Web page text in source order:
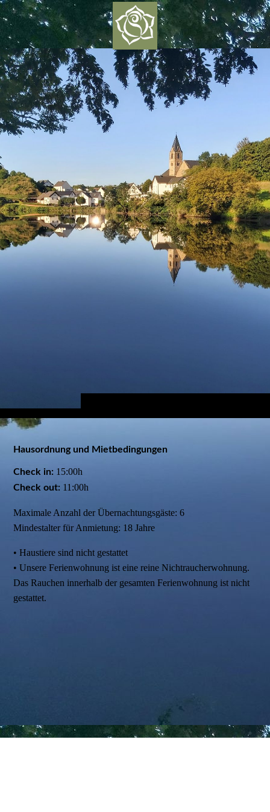
Hausordnung und Mietbedingungen
Check in: 15:00h
Check out: 11:00h
Maximale Anzahl der Übernachtungsgäste: 6
Mindestalter für Anmietung: 18 Jahre
• Haustiere sind nicht gestattet
• Unsere Ferienwohnung ist eine reine Nichtraucherwohnung.
Das Rauchen innerhalb der gesamten Ferienwohnung ist nicht
gestattet.